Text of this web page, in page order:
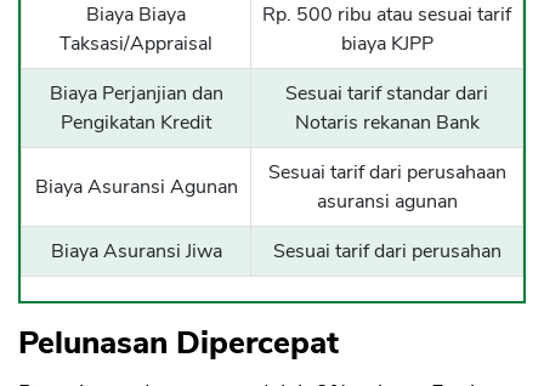
Biaya Biaya
Taksasi/Appraisal
Rp. 500 ribu atau sesuai tarif
biaya KJPP
Biaya Perjanjian dan
Pengikatan Kredit
Sesuai tarif standar dari
Notaris rekanan Bank
Biaya Asuransi Agunan
Sesuai tarif dari perusahaan
asuransi agunan
Biaya Asuransi Jiwa
Sesuai tarif dari perusahan
Pelunasan Dipercepat
OK
CANCEL